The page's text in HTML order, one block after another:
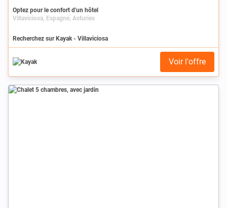
Optez pour le confort d'un hôtel
Villaviciosa, Espagne, Asturies
Recherchez sur Kayak - Villaviciosa
Voir l'offre